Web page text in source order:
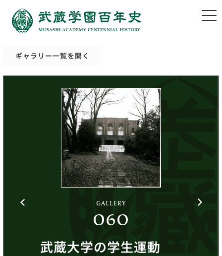
ギャラリー一覧を開く
GALLERY
060
武蔵大学の学生運動